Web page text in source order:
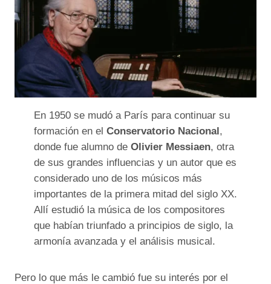
En 1950 se mudó a París para continuar su
formación en el Conservatorio Nacional,
donde fue alumno de Olivier Messiaen, otra
de sus grandes influencias y un autor que es
considerado uno de los músicos más
importantes de la primera mitad del siglo XX.
Allí estudió la música de los compositores
que habían triunfado a principios de siglo, la
armonía avanzada y el análisis musical.
Pero lo que más le cambió fue su interés por el